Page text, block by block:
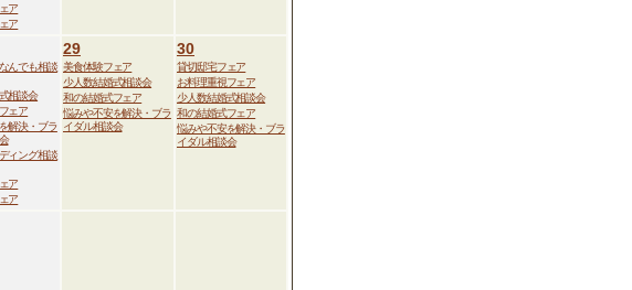
ア
ア
んでも相談
相談会
ェア
解決・ブラ
ィング相談
ア
ア
29
美食体験フェア
少人数結婚式相談会
和の結婚式フェア
悩みや不安を解決・ブラ
イダル相談会
30
貸切邸宅フェア
お料理重視フェア
少人数結婚式相談会
和の結婚式フェア
悩みや不安を解決・ブラ
イダル相談会